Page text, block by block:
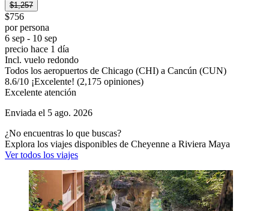
$1,257
$756
por persona
6 sep - 10 sep
precio hace 1 día
Incl. vuelo redondo
Todos los aeropuertos de Chicago (CHI) a Cancún (CUN)
8.6/10 ¡Excelente! (2,175 opiniones)
Excelente atención
Enviada el 5 ago. 2026
¿No encuentras lo que buscas?
Explora los viajes disponibles de Cheyenne a Riviera Maya
Ver todos los viajes